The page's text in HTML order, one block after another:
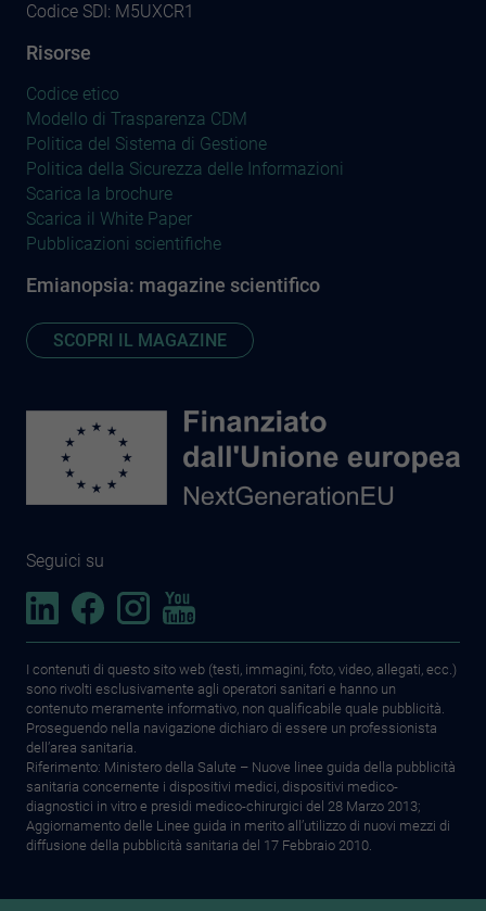
Codice SDI: M5UXCR1
Risorse
Codice etico
Modello di Trasparenza CDM
Politica del Sistema di Gestione
Politica della Sicurezza delle Informazioni
Scarica la brochure
Scarica il White Paper
Pubblicazioni scientifiche
Emianopsia: magazine scientifico
SCOPRI IL MAGAZINE
Seguici su
I contenuti di questo sito web (testi, immagini, foto, video, allegati, ecc.)
sono rivolti esclusivamente agli operatori sanitari e hanno un
contenuto meramente informativo, non qualificabile quale pubblicità.
Proseguendo nella navigazione dichiaro di essere un professionista
dell’area sanitaria.
Riferimento: Ministero della Salute – Nuove linee guida della pubblicità
sanitaria concernente i dispositivi medici, dispositivi medico-
diagnostici in vitro e presidi medico-chirurgici del 28 Marzo 2013;
Aggiornamento delle Linee guida in merito all’utilizzo di nuovi mezzi di
diffusione della pubblicità sanitaria del 17 Febbraio 2010.